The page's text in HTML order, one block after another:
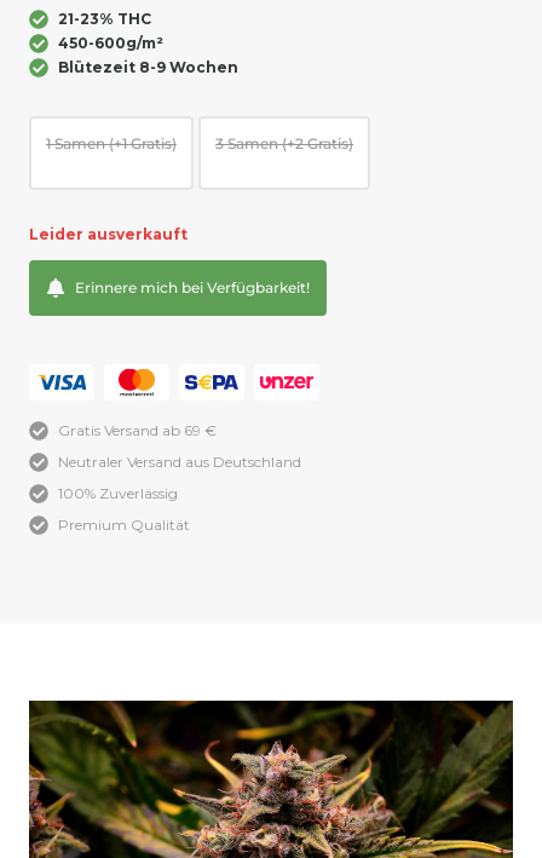
21-23% THC
450-600g/m²
Blütezeit 8-9 Wochen
1 Samen (+1 Gratis) 3 Samen (+2 Gratis)
Leider ausverkauft
Erinnere mich bei Verfügbarkeit!
Gratis Versand ab 69 €
Neutraler Versand aus Deutschland
100% Zuverlässig
Premium Qualität